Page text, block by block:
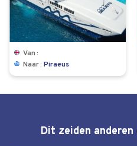
Van
Naar
Piraeus
Dit zeiden